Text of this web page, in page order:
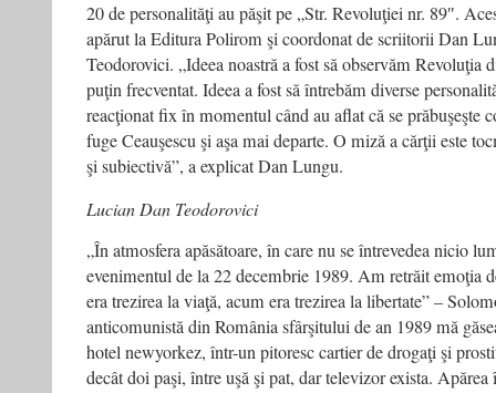
20 de personalităţi au păşit pe „Str. Revoluţiei nr. 89″.
apărut la Editura Polirom şi coordonat de scriitorii Dan
Teodorovici. „Ideea noastră a fost să observăm
puţin frecventat. Ideea a fost să întrebăm diverse
reacţionat fix în momentul când au aflat că se prăbuşeşte
fuge Ceauşescu şi aşa mai departe. O miză a cărţii este
şi subiectivă”, a explicat Dan Lungu.
Lucian Dan Teodorovici
„În atmosfera apăsătoare, în care nu se întrevedea nicio
evenimentul de la 22 decembrie 1989. Am retrăit emoţia
era trezirea la viaţă, acum era trezirea la libertate” –
anticomunistă din România sfârşitului de an 1989 mă
hotel newyorkez, într-un pitoresc cartier de drogaţi şi
decât doi paşi, între uşă şi pat, dar televizor exista.